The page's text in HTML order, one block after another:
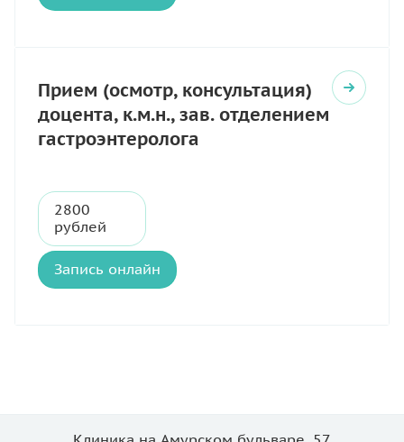
Прием (осмотр, консультация)
доцента, к.м.н., зав. отделением
гастроэнтеролога
2800
рублей
Запись онлайн